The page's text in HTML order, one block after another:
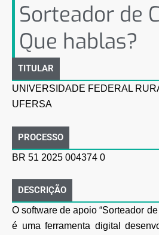
Sorteador de
Que hablas?
TITULAR
UNIVERSIDADE FEDERAL
UFERSA
PROCESSO
BR 51 2025 004374 0
DESCRIÇÃO
O software de apoio “Sorteador
é uma ferramenta digital